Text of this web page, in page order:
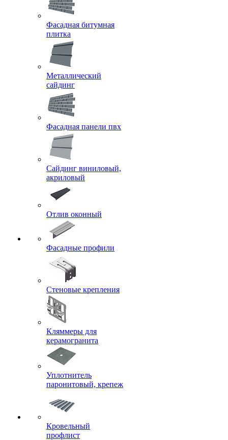
Фасадная битумная
плитка
Металлический
сайдинг
Фасадная панели пвх
Сайдинг виниловый,
акриловый
Отлив оконный
Фасадные профили
Стеновые крепления
Кляммеры для
керамогранита
Уплотнитель
паронитовый, крепеж
Кровельный
профлист